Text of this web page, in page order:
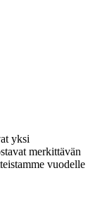
yksi
merkittävän
vuodelle